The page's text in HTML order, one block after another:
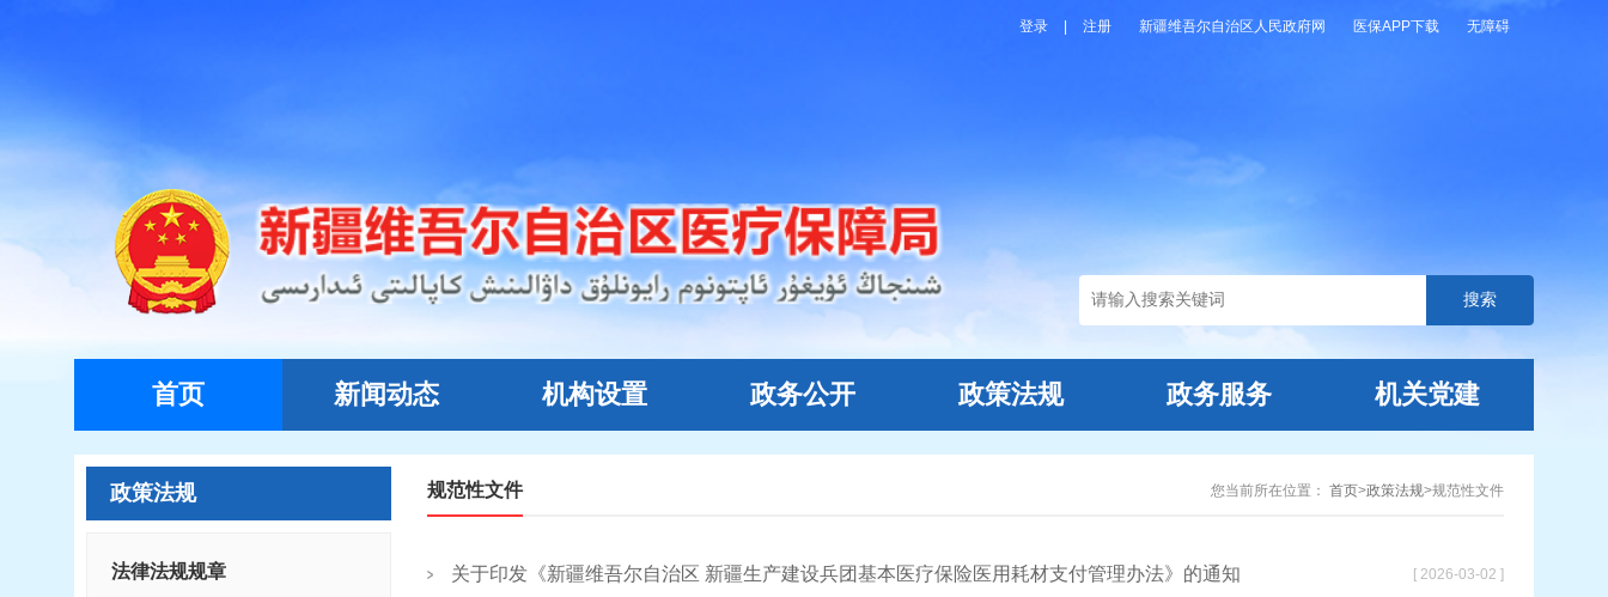
登录 注册 新疆维吾尔自治区人民政府网 医保APP下载 无障碍
首页 新闻动态 机构设置 政务公开 政策法规 政务服务 机关党建
政策法规
法律法规规章
规范性文件 您当前所在位置： 首页>政策法规>规范性文件
关于印发《新疆维吾尔自治区 新疆生产建设兵团基本医疗保险医用耗材支付管理办法》的通知 [ 2026-03-02 ]